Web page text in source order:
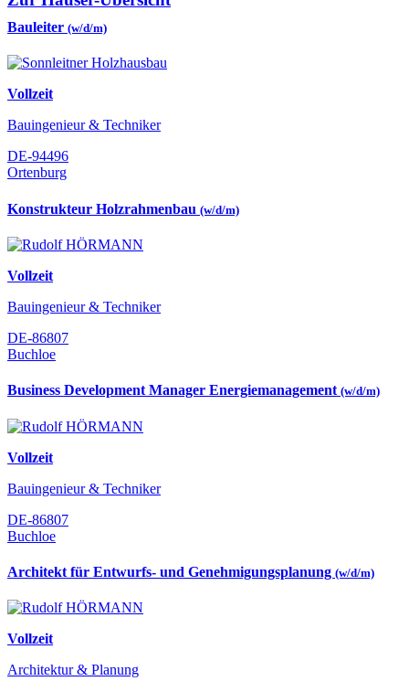
Bauleiter (w/d/m)
Vollzeit
Bauingenieur & Techniker
DE-94496
Ortenburg
Konstrukteur Holzrahmenbau (w/d/m)
Vollzeit
Bauingenieur & Techniker
DE-86807
Buchloe
Business Development Manager Energiemanagement (w/d/m)
Vollzeit
Bauingenieur & Techniker
DE-86807
Buchloe
Architekt für Entwurfs- und Genehmigungsplanung (w/d/m)
Vollzeit
Architektur & Planung